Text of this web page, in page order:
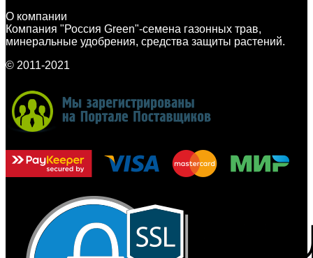
О компании
Компания "Россия Green"-семена газонных трав,
минеральные удобрения, средства защиты растений.
© 2011-2021